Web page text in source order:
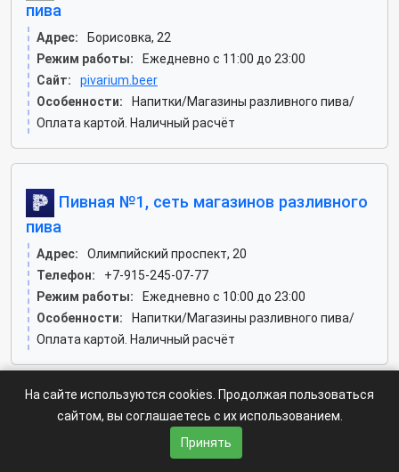
пива
Адрес:
Борисовка, 22
Режим работы:
Ежедневно с 11:00 до 23:00
Сайт:
pivarium.beer
Особенности:
Напитки/Магазины разливного пива/
Оплата картой. Наличный расчёт
Пивная №1, сеть магазинов разливного
пива
Адрес:
Олимпийский проспект, 20
Телефон:
+7-915-245-07-77
Режим работы:
Ежедневно с 10:00 до 23:00
Особенности:
Напитки/Магазины разливного пива/
Оплата картой. Наличный расчёт
Справка-Регион «moskva» -spravka-region.ru© 2026 год.
По всем возникающим вопросам пишите: ✍
regionspravka@yandex.ru
На сайте используются cookies. Продолжая пользоваться
сайтом, вы соглашаетесь с их использованием.
Принять